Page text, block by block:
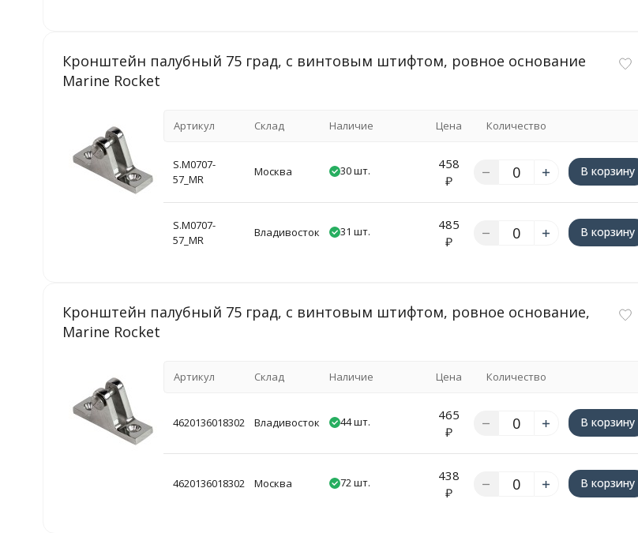
Кронштейн палубный 75 град, с винтовым штифтом, ровное основание
Marine Rocket
Артикул Склад Наличие Цена Количество
S.M0707-
57_MR
Москва 30 шт.
458
₽
В корзину
S.M0707-
57_MR
Владивосток 31 шт.
485
₽
В корзину
Кронштейн палубный 75 град, с винтовым штифтом, ровное основание,
Marine Rocket
Артикул Склад Наличие Цена Количество
4620136018302 Владивосток 44 шт.
465
₽
В корзину
4620136018302 Москва 72 шт.
438
₽
В корзину